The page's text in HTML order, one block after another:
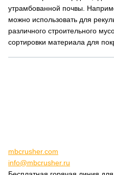
утрамбованной почвы.
можно использовать для
различного строительного
сортировки материала для
mbcrusher.com
info@mbcrusher.ru